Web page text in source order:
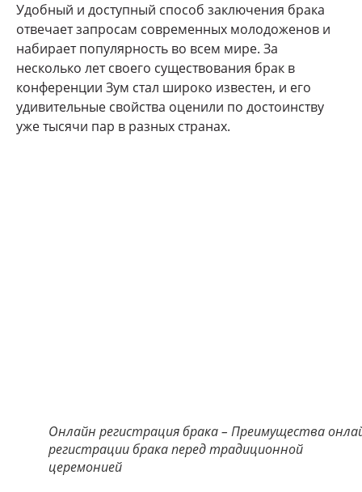
Удобный и доступный способ заключения брака
отвечает запросам современных молодоженов и
набирает популярность во всем мире. За
несколько лет своего существования брак в
конференции Зум стал широко известен, и его
удивительные свойства оценили по достоинству
уже тысячи пар в разных странах.
Онлайн регистрация брака – Преимущества
регистрации брака перед традиционной
церемонией